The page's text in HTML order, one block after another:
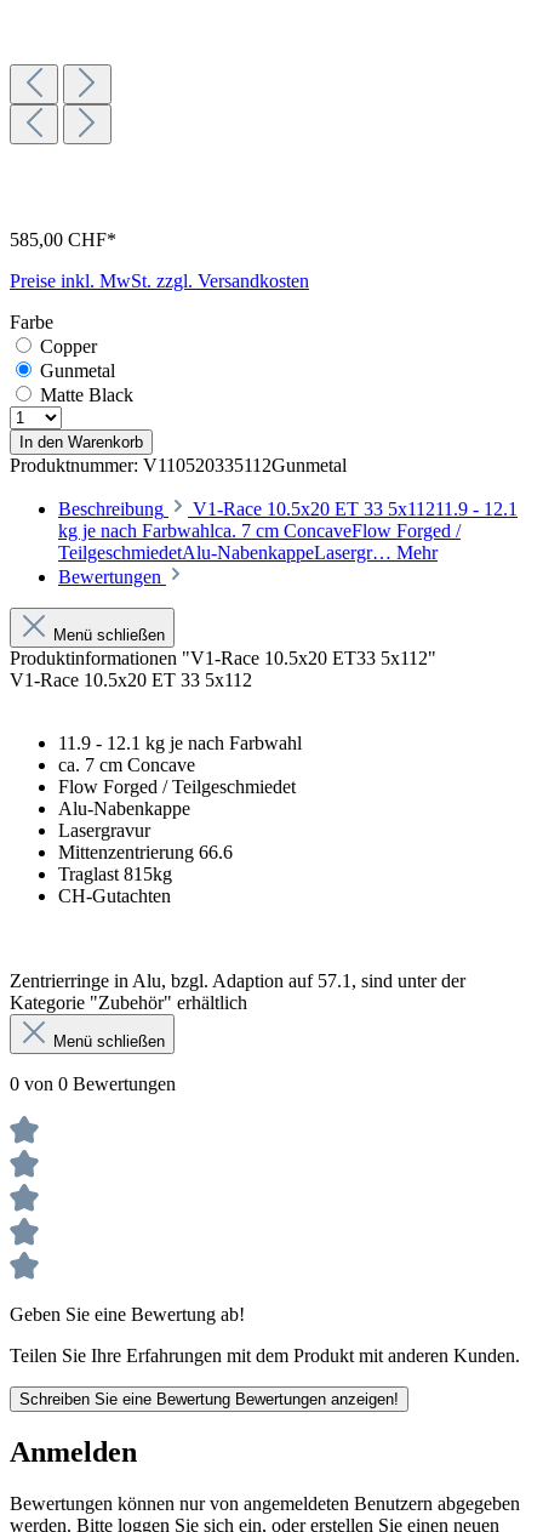
585,00 CHF*
Preise inkl. MwSt. zzgl. Versandkosten
Farbe
Copper
Gunmetal
Matte Black
In den Warenkorb
Produktnummer: V110520335112Gunmetal
Beschreibung
V1-Race 10.5x20 ET 33 5x11211.9 - 12.1
kg je nach Farbwahlca. 7 cm ConcaveFlow Forged /
TeilgeschmiedetAlu-NabenkappeLasergr… Mehr
Bewertungen
Menü schließen
Produktinformationen "V1-Race 10.5x20 ET33 5x112"
V1-Race 10.5x20 ET 33 5x112
11.9 - 12.1 kg je nach Farbwahl
ca. 7 cm Concave
Flow Forged / Teilgeschmiedet
Alu-Nabenkappe
Lasergravur
Mittenzentrierung 66.6
Traglast 815kg
CH-Gutachten
Zentrierringe in Alu, bzgl. Adaption auf 57.1, sind unter der
Kategorie "Zubehör" erhältlich
Menü schließen
0 von 0 Bewertungen
Geben Sie eine Bewertung ab!
Teilen Sie Ihre Erfahrungen mit dem Produkt mit anderen Kunden.
Schreiben Sie eine Bewertung Bewertungen anzeigen!
Anmelden
Bewertungen können nur von angemeldeten Benutzern abgegeben
werden. Bitte loggen Sie sich ein, oder erstellen Sie einen neuen